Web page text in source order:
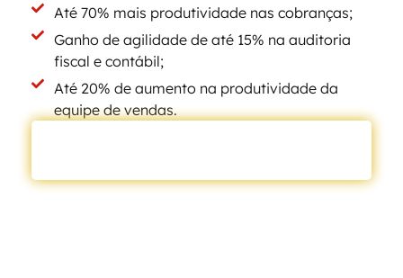
Até 70% mais produtividade nas cobranças;
Ganho de agilidade de até 15% na auditoria
fiscal e contábil;
Até 20% de aumento na produtividade da
equipe de vendas.